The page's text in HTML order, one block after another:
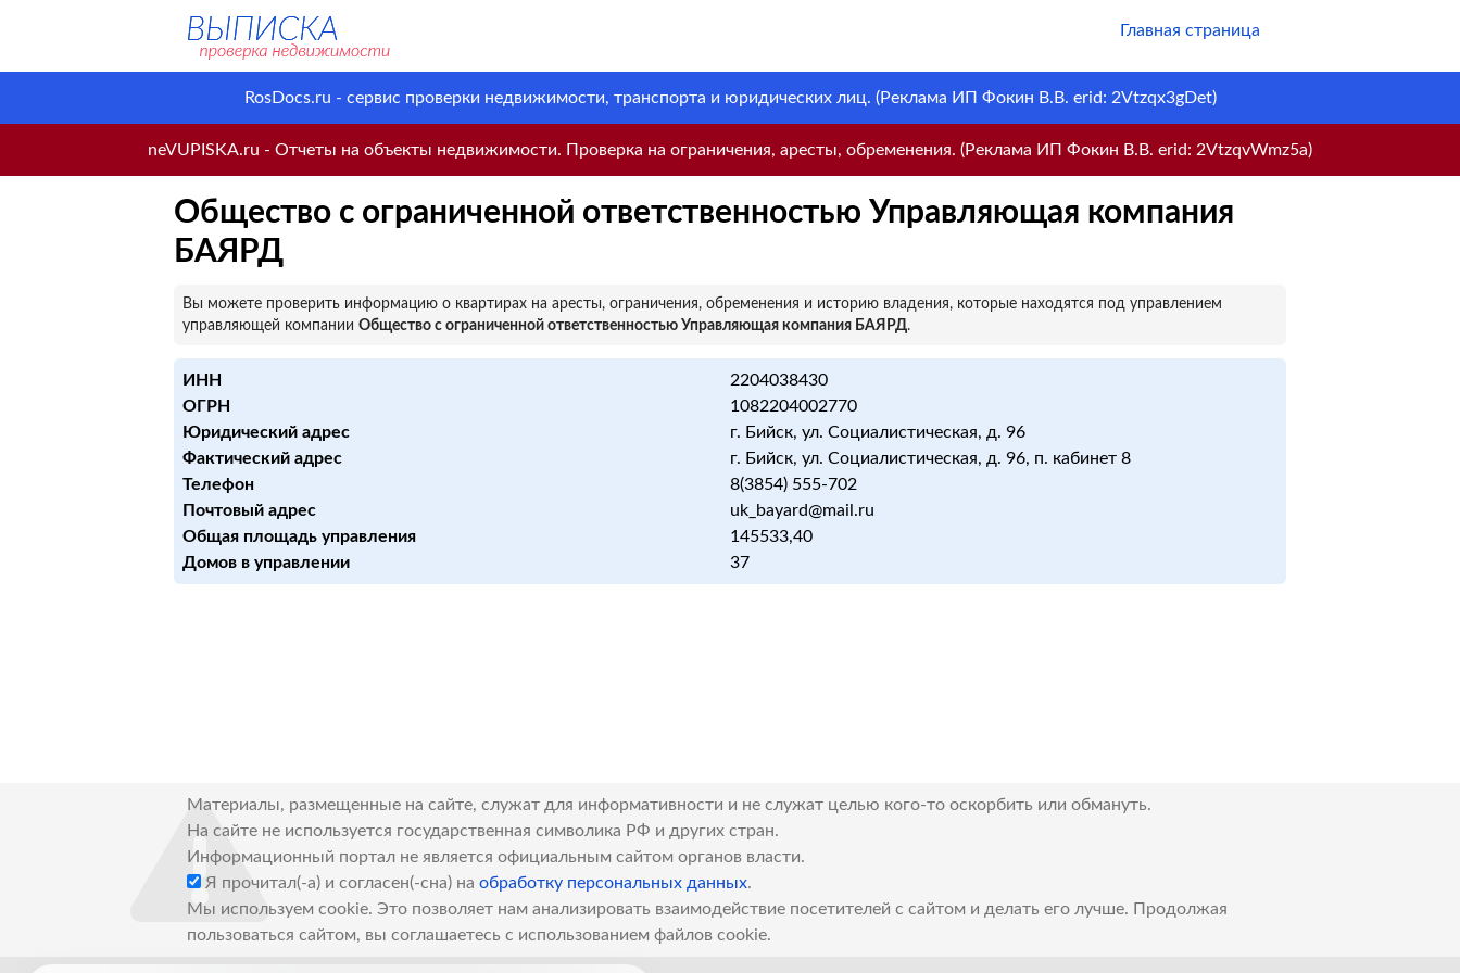
Главная страница
RosDocs.ru - сервис проверки недвижимости, транспорта и юридических лиц. (Реклама ИП Фокин В.В. erid: 2Vtzqx3gDet)
neVUPISKA.ru - Отчеты на объекты недвижимости. Проверка на ограничения, аресты, обременения. (Реклама ИП Фокин В.В. erid: 2VtzqvWmz5a)
Общество с ограниченной ответственностью Управляющая компания
БАЯРД
Вы можете проверить информацию о квартирах на аресты, ограничения, обременения и историю владения, которые находятся под управлением
управляющей компании Общество с ограниченной ответственностью Управляющая компания БАЯРД.
ИНН
2204038430
ОГРН
1082204002770
Юридический адрес
г. Бийск, ул. Социалистическая, д. 96
Фактический адрес
г. Бийск, ул. Социалистическая, д. 96, п. кабинет 8
Телефон
8(3854) 555-702
Почтовый адрес
uk_bayard@mail.ru
Общая площадь управления
145533,40
Домов в управлении
37
Материалы, размещенные на сайте, служат для информативности и не служат целью кого-то оскорбить или обмануть.
На сайте не используется государственная символика РФ и других стран.
Информационный портал не является официальным сайтом органов власти.
Я прочитал(-а) и согласен(-сна) на обработку персональных данных.
Мы используем cookie. Это позволяет нам анализировать взаимодействие посетителей с сайтом и делать его лучше. Продолжая
пользоваться сайтом, вы соглашаетесь с использованием файлов cookie.